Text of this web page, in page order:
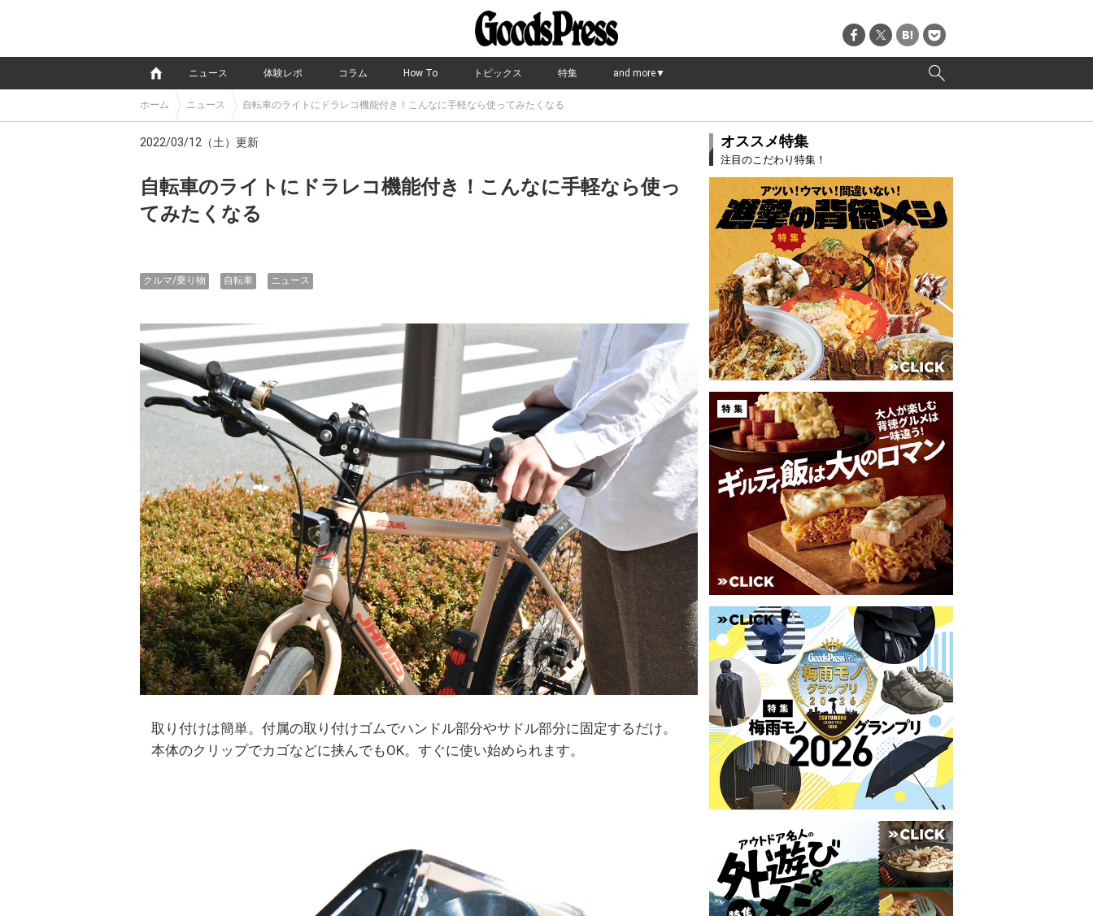
ニュース 体験レポ コラム How To トピックス 特集 and more▼
ホーム ニュース 自転車のライトにドラレコ機能付き！こんなに手軽なら使ってみたくなる
2022/03/12（土）更新
自転車のライトにドラレコ機能付き！こんなに手軽なら使っ
てみたくなる
クルマ/乗り物 自転車 ニュース
取り付けは簡単。付属の取り付けゴムでハンドル部分やサドル部分に固定するだけ。
本体のクリップでカゴなどに挟んでもOK。すぐに使い始められます。
オススメ特集
注目のこだわり特集！